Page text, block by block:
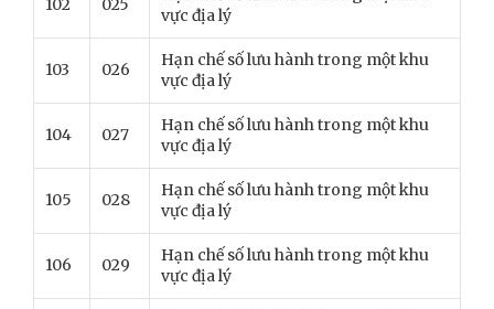
102 025
vực địa lý
103 026
Hạn chế số lưu hành trong một khu
vực địa lý
104 027
Hạn chế số lưu hành trong một khu
vực địa lý
105 028
Hạn chế số lưu hành trong một khu
vực địa lý
106 029
Hạn chế số lưu hành trong một khu
vực địa lý